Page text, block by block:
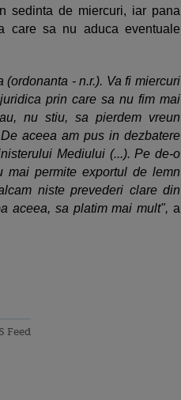
sedinta de miercuri, iar pana
care sa nu aduca eventuale
- n.r.). Va fi miercuri
prin care sa nu fim mai
nu stiu, sa pierdem vreun
aceea am pus in dezbatere
Mediului (...). Pe de-o
permite exportul de lemn
niste prevederi clare din
aceea, sa platim mai mult", a
Feed